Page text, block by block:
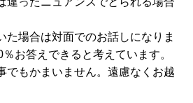
た場合は対面でのお話しになりま
お答えできると考えています。
でもかまいません。遠慮なくお越